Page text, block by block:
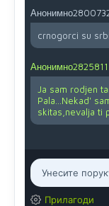
crnogorci su
Анонимно2825811
Ja sam rodjen
Pala...Nekad'
skitas,nevalja ti
Прилагоди